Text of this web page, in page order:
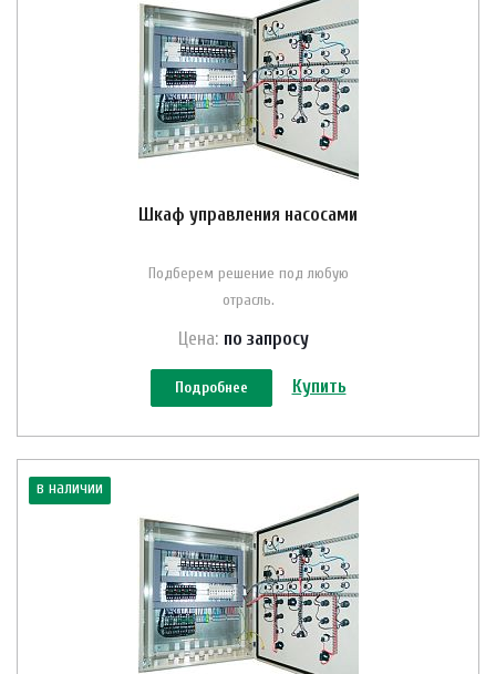
Шкаф управления насосами
Подберем решение под любую
отрасль.
Цена: по запросу
Подробнее Купить
в наличии